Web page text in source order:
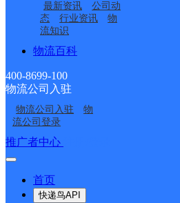
最新资讯
公司动
态
行业资讯
物
流知识
物流百科
400-8699-100
物流公司入驻
物流公司入驻
物
流公司登录
推广者中心
首页
快递鸟API
服务部书林巷分部
云南主城区公司昌宁县
服务部翁堵分部
云南主城区公司昌宁县
服务部
云南主城区公司昌宁县
服务部大田坝乡分部
云南主城区公司昌宁县
服务部温泉分部
云南主城区公司昌宁县
服务部漭水分部
云南主城区公司昌宁县
接口API
API接口 DEMO下载